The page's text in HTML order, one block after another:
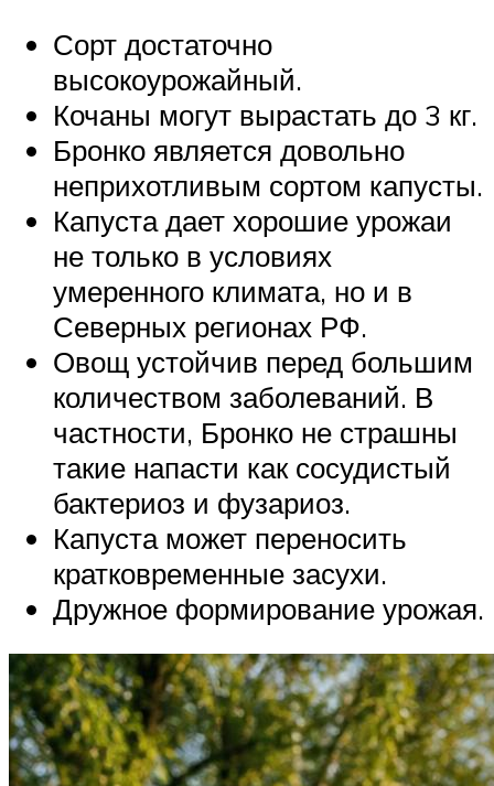
Сорт достаточно
высокоурожайный.
Кочаны могут вырастать до 3 кг.
Бронко является довольно
неприхотливым сортом капусты.
Капуста дает хорошие урожаи
не только в условиях
умеренного климата, но и в
Северных регионах РФ.
Овощ устойчив перед большим
количеством заболеваний. В
частности, Бронко не страшны
такие напасти как сосудистый
бактериоз и фузариоз.
Капуста может переносить
кратковременные засухи.
Дружное формирование урожая.